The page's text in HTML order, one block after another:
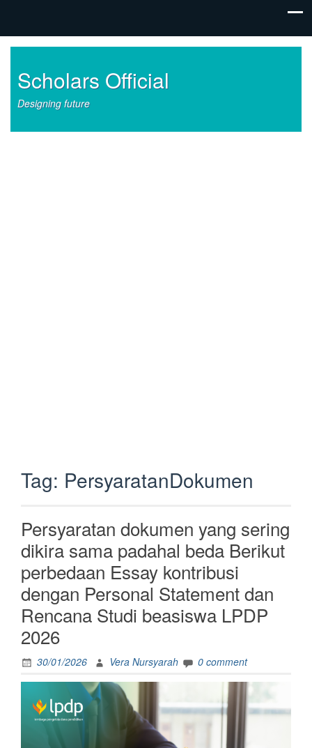
Scholars Official
Designing future
Tag: PersyaratanDokumen
Persyaratan dokumen yang sering
dikira sama padahal beda Berikut
perbedaan Essay kontribusi
dengan Personal Statement dan
Rencana Studi beasiswa LPDP
2026
30/01/2026 Vera Nursyarah 0 comment